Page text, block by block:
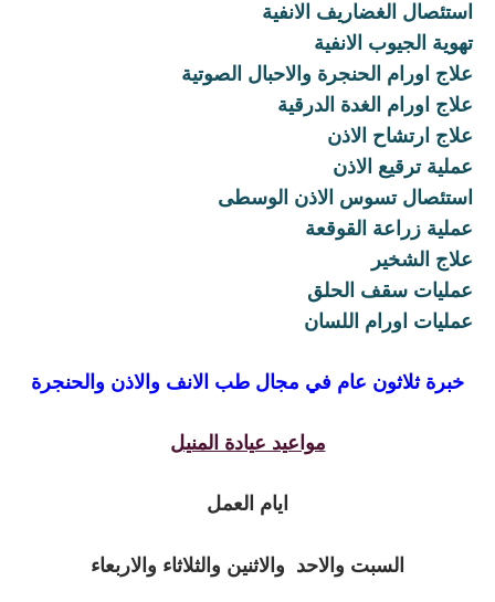
استئصال الغضاريف الانفية
تهوية الجيوب الانفية
علاج اورام الحنجرة والاحبال الصوتية
علاج اورام الغدة الدرقية
علاج ارتشاح الاذن
عملية ترقيع الاذن
استئصال تسوس الاذن الوسطى
عملية زراعة القوقعة
علاج الشخير
عمليات سقف الحلق
عمليات اورام اللسان
خبرة ثلاثون عام في مجال طب الانف والاذن والحنجرة
مواعيد عيادة المنيل
ايام العمل
السبت والاحد والاثنين والثلاثاء والاربعاء